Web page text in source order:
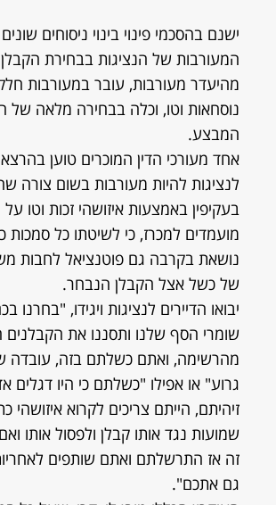
ישנם בהסכמי פינוי בינוי ניסוחים
המעורבות של הנציגות בבחירת
מהיעדר מעורבות, עובר במעורבות
נוסחאות וטו, וכלה בבחירה מלאה של
המבצע.
אחד מעורכי הדין המוכרים טוען
לנציגות להיות מעורבות בשום צורה
בעקיפין באמצעות איזושהי זכות וטו
מועמדים למכרז, כי לשיטתו כל סמכות
נושאת בקרבה גם פוטנציאל לחבות
של כשל אצל הקבלן הנבחר.
יבואו הדיירים לנציגות ויגידו, "בחרנו
שומרי הסף שלנו ותסננו את הקבלנים
מהרשימה, ואתם כשלתם בזה, עובדה
גרוע" או אפילו "כשלתם כי היו דגלים
זיהיתם, הייתם צריכים לקרוא איזושהי
שמועות נגד אותו קבלן ולפסול אותו
זה אז התרשלתם ואתם שותפים
גם אתכם".